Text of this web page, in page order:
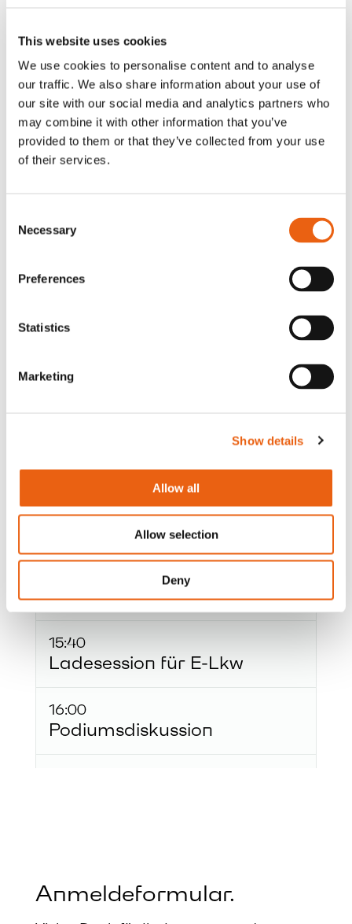
This website uses cookies
We use cookies to personalise content and to analyse
our traffic. We also share information about your use of
our site with our social media and analytics partners who
may combine it with other information that you’ve
provided to them or that they’ve collected from your use
of their services.
Selection
Necessary
Preferences
Statistics
Marketing
Show details
Allow all
Allow selection
Deny
Ladeparks:
Recklinghausen
Blitzkuhlenstraße 90, 45659
Recklinghausen
Dienstag, 15. Juli 2025
Registrierung & Begrüßung
15:00
Klimaschutz
stellvertretende
Generalkonsulin
desKönigreichsderNiederlandein
Deutschland
Horst Kottmeyer​ –
GmbH & Co. KG Internationale
Spedition und
Aufsichtsratsvorsitzender des BGL
e.V.
15:40
Ladesession für E-Lkw
16:00
Podiumsdiskussion
Anmeldeformular.